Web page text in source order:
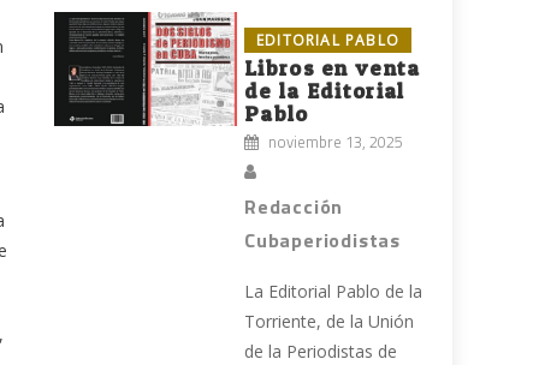
,
EDITORIAL PABLO
Libros en venta
de la Editorial
Pablo
noviembre 13, 2025
Redacción
Cubaperiodistas
La Editorial Pablo de la
Torriente, de la Unión
de la Periodistas de